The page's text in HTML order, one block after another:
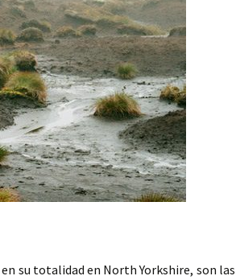
su totalidad en North Yorkshire, son las